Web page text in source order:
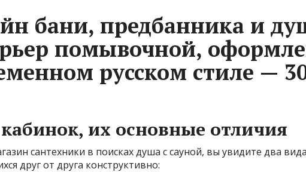
бани, предбанника и
помывочной,
русском стиле —
их основные отличия
сантехники в поисках душа с сауной, вы увидите два
друг от друга конструктивно: